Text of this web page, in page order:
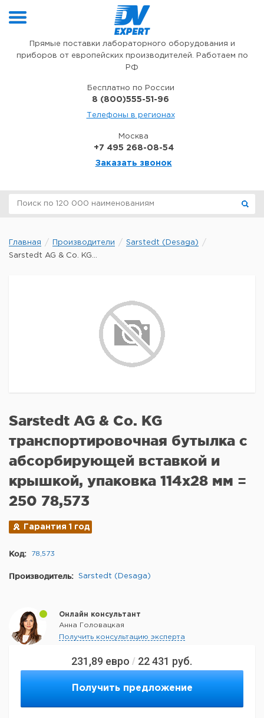
Прямые поставки лабораторного оборудования и
приборов от европейских производителей. Работаем по
РФ
Бесплатно по России
8 (800)555-51-96
Телефоны в регионах
Москва
+7 495 268-08-54
Заказать звонок
Главная Производители
Sarstedt (Desaga)
Sarstedt AG & Co. KG...
231,89 евро / 22 431 руб.
Получить предложение
Sarstedt AG & Co. KG
транспортировочная бутылка с
абсорбирующей вставкой и
крышкой, упаковка 114x28 мм =
250 78,573
Гарантия 1 год
Код: 78,573
Производитель: Sarstedt (Desaga)
Онлайн консультант
Анна Головацкая
Получить консультацию эксперта